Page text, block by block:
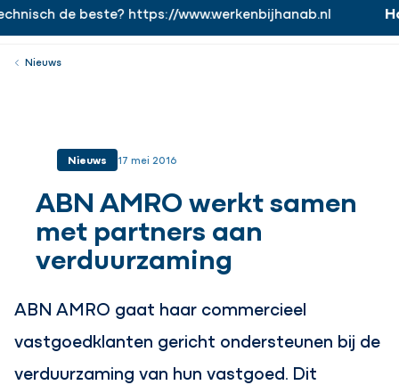
https://www.werkenbijhanab.nl
de beste? https://www.werkenbijhanab.nl
Werken bij
Nieuws
Nieuws 17 mei 2016
ABN AMRO werkt samen
met partners aan
verduurzaming
ABN AMRO gaat haar commercieel
vastgoedklanten gericht ondersteunen bij de
verduurzaming van hun vastgoed. Dit